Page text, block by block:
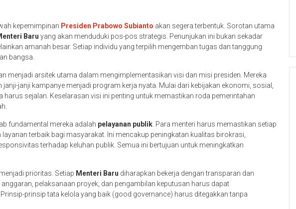
kepemimpinan Presiden Prabowo Subianto akan segera terbentuk. Sorotan utama
Baru yang akan menduduki pos-pos strategis. Penunjukan ini bukan sekadar
amanah besar. Setiap individu yang terpilih mengemban tugas dan tanggung
bangsa.
menjadi arsitek utama dalam mengimplementasikan visi dan misi presiden. Mereka
janji kampanye menjadi program kerja nyata. Mulai dari kebijakan ekonomi, sosial,
harus sejalan. Keselarasan visi ini penting untuk memastikan roda pemerintahan
fundamental mereka adalah pelayanan publik . Para menteri harus memastikan setiap
terbaik bagi masyarakat. Ini mencakup peningkatan kualitas birokrasi,
terhadap keluhan publik. Semua ini bertujuan untuk meningkatkan
prioritas. Setiap Menteri Baru diharapkan bekerja dengan transparan dan
pelaksanaan proyek, dan pengambilan keputusan harus dapat
prinsip tata kelola yang baik (good governance) harus ditegakkan tanpa